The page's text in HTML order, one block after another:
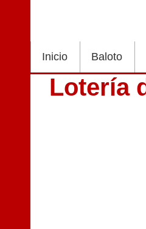
Inicio Baloto
Lotería